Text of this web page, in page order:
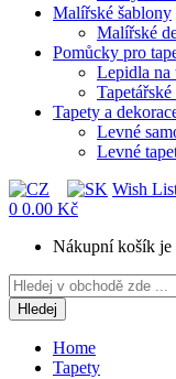
Malířské šablony
Malířské
Pomůcky pro
Lepidla na
Tapety a
Levné
Levné
Wish
0 0.00 Kč
Nákupní košík je
Hledej
Home
Tapety